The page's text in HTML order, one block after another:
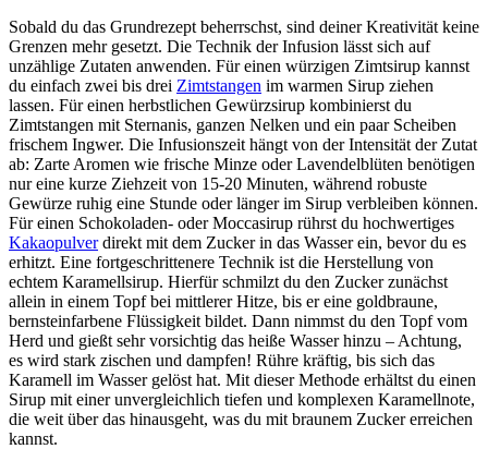
Sobald du das Grundrezept beherrschst, sind deiner Kreativität keine
Grenzen mehr gesetzt. Die Technik der Infusion lässt sich auf
unzählige Zutaten anwenden. Für einen würzigen Zimtsirup kannst
du einfach zwei bis drei Zimtstangen im warmen Sirup ziehen
lassen. Für einen herbstlichen Gewürzsirup kombinierst du
Zimtstangen mit Sternanis, ganzen Nelken und ein paar Scheiben
frischem Ingwer. Die Infusionszeit hängt von der Intensität der Zutat
ab: Zarte Aromen wie frische Minze oder Lavendelblüten benötigen
nur eine kurze Ziehzeit von 15-20 Minuten, während robuste
Gewürze ruhig eine Stunde oder länger im Sirup verbleiben können.
Für einen Schokoladen- oder Moccasirup rührst du hochwertiges
Kakaopulverdirekt mit dem Zucker in das Wasser ein, bevor du es
erhitzt. Eine fortgeschrittenere Technik ist die Herstellung von
echtem Karamellsirup. Hierfür schmilzt du den Zucker zunächst
allein in einem Topf bei mittlerer Hitze, bis er eine goldbraune,
bernsteinfarbene Flüssigkeit bildet. Dann nimmst du den Topf vom
Herd und gießt sehr vorsichtig das heiße Wasser hinzu – Achtung,
es wird stark zischen und dampfen! Rühre kräftig, bis sich das
Karamell im Wasser gelöst hat. Mit dieser Methode erhältst du einen
Sirup mit einer unvergleichlich tiefen und komplexen Karamellnote,
die weit über das hinausgeht, was du mit braunem Zucker erreichen
kannst.